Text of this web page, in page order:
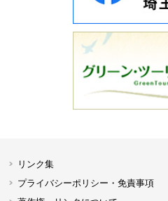
リンク集
プライバシーポリシー・免責事項